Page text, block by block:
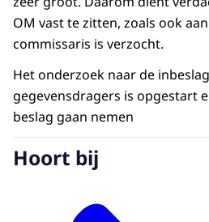
OM vast te zitten, zoals ook
commissaris is verzocht.
Het onderzoek naar de
gegevensdragers is opgestart
beslag gaan nemen
Hoort bij